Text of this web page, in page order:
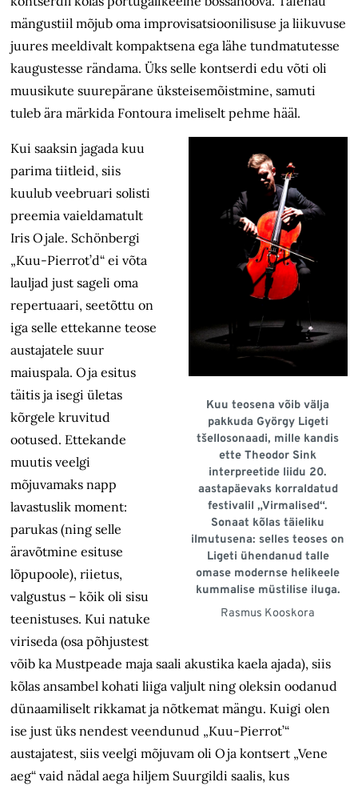
mängustiil mõjub oma improvisatsioonilisuse ja liikuvuse
juures meeldivalt kompaktsena ega lähe tundmatutesse
kaugustesse rändama. Üks selle kontserdi edu võti oli
muusikute suurepärane üksteisemõistmine, samuti
tuleb ära märkida Fontoura imeliselt pehme hääl.
Kuu teosena võib välja
pakkuda György Ligeti
tšellosonaadi, mille kandis
ette Theodor Sink
interpreetide liidu 20.
aastapäevaks korraldatud
festivalil „Virmalised“.
Sonaat kõlas täieliku
ilmutusena: selles teoses on
Ligeti ühendanud talle
omase modernse helikeele
kummalise müstilise iluga.
Rasmus Kooskora
Kui saaksin jagada kuu
parima tiitleid, siis
kuulub veebruari solisti
preemia vaieldamatult
Iris Ojale. Schönbergi
„Kuu-Pierrot’d“ ei võta
lauljad just sageli oma
repertuaari, seetõttu on
iga selle ettekanne teose
austajatele suur
maiuspala. Oja esitus
täitis ja isegi ületas
kõrgele kruvitud
ootused. Ettekande
muutis veelgi
mõjuvamaks napp
lavastuslik moment:
parukas (ning selle
äravõtmine esituse
lõpupoole), riietus,
valgustus – kõik oli sisu
teenistuses. Kui natuke
viriseda (osa põhjustest
võib ka Mustpeade maja saali akustika kaela ajada), siis
kõlas ansambel kohati liiga valjult ning oleksin oodanud
dünaamiliselt rikkamat ja nõtkemat mängu. Kuigi olen
ise just üks nendest veendunud „Kuu-Pierrot’“
austajatest, siis veelgi mõjuvam oli Oja kontsert „Vene
aeg“ vaid nädal aega hiljem Suurgildi saalis, kus